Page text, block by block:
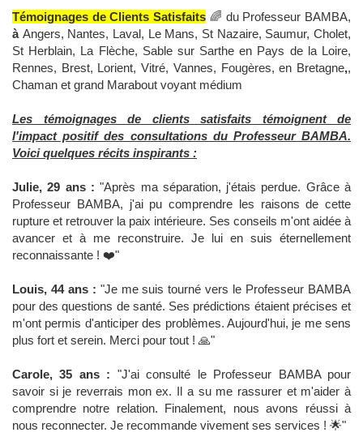
Témoignages de Clients Satisfaits🌈 du Professeur BAMBA,
à Angers, Nantes, Laval, Le Mans, St Nazaire, Saumur, Cholet,
St Herblain, La Flèche, Sable sur Sarthe en Pays de la Loire,
Rennes, Brest, Lorient, Vitré, Vannes, Fougères, en Bretagne,,
Chaman et grand Marabout voyant médium
Les témoignages de clients satisfaits témoignent de
l'impact positif des consultations du Professeur BAMBA.
Voici quelques récits inspirants :
Julie, 29 ans : "Après ma séparation, j'étais perdue. Grâce à
Professeur BAMBA, j'ai pu comprendre les raisons de cette
rupture et retrouver la paix intérieure. Ses conseils m'ont aidée à
avancer et à me reconstruire. Je lui en suis éternellement
reconnaissante ! ❤️"
Louis, 44 ans : "Je me suis tourné vers le Professeur BAMBA
pour des questions de santé. Ses prédictions étaient précises et
m'ont permis d'anticiper des problèmes. Aujourd'hui, je me sens
plus fort et serein. Merci pour tout ! 🙏"
Carole, 35 ans : "J'ai consulté le Professeur BAMBA pour
savoir si je reverrais mon ex. Il a su me rassurer et m'aider à
comprendre notre relation. Finalement, nous avons réussi à
nous reconnecter. Je recommande vivement ses services ! 🌟"